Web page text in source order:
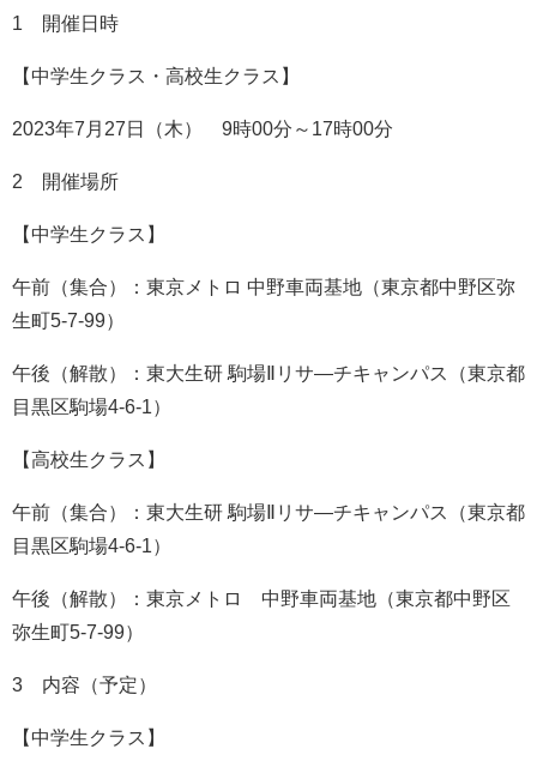
1 開催日時
【中学生クラス・高校生クラス】
2023年7月27日（木） 9時00分～17時00分
2 開催場所
【中学生クラス】
午前（集合）：東京メトロ 中野車両基地（東京都中野区弥
生町5-7-99）
午後（解散）：東大生研 駒場Ⅱリサ―チキャンパス（東京都
目黒区駒場4-6-1）
【高校生クラス】
午前（集合）：東大生研 駒場Ⅱリサ―チキャンパス（東京都
目黒区駒場4-6-1）
午後（解散）：東京メトロ 中野車両基地（東京都中野区
弥生町5-7-99）
3 内容（予定）
【中学生クラス】